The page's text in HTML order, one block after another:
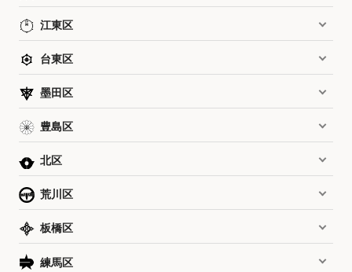
江東区
台東区
墨田区
豊島区
北区
荒川区
板橋区
練馬区